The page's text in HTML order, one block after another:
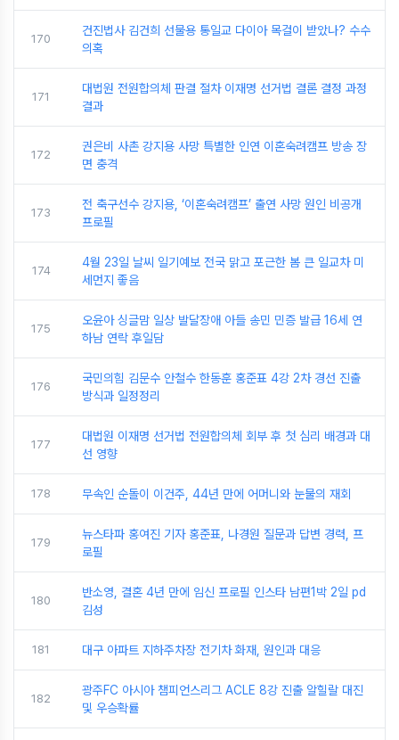
170
건진법사 김건희 선물용 통일교 다이아 목걸이 받았나? 수수
의혹
171
대법원 전원합의체 판결 절차 이재명 선거법 결론 결정 과정
결과
172
권은비 사촌 강지용 사망 특별한 인연 이혼숙려캠프 방송 장
면 충격
173
전 축구선수 강지용, ‘이혼숙려캠프’ 출연 사망 원인 비공개
프로필
174
4월 23일 날씨 일기예보 전국 맑고 포근한 봄 큰 일교차 미
세먼지 좋음
175
오윤아 싱글맘 일상 발달장애 아들 송민 민증 발급 16세 연
하남 연락 후일담
176
국민의힘 김문수 안철수 한동훈 홍준표 4강 2차 경선 진출
방식과 일정정리
177
대법원 이재명 선거법 전원합의체 회부 후 첫 심리 배경과 대
선 영향
178 무속인 순돌이 이건주, 44년 만에 어머니와 눈물의 재회
179
뉴스타파 홍여진 기자 홍준표, 나경원 질문과 답변 경력, 프
로필
180
반소영, 결혼 4년 만에 임신 프로필 인스타 남편1박 2일 pd
김성
181 대구 아파트 지하주차장 전기차 화재, 원인과 대응
182
광주FC 아시아 챔피언스리그 ACLE 8강 진출 알힐랄 대진
및 우승확률